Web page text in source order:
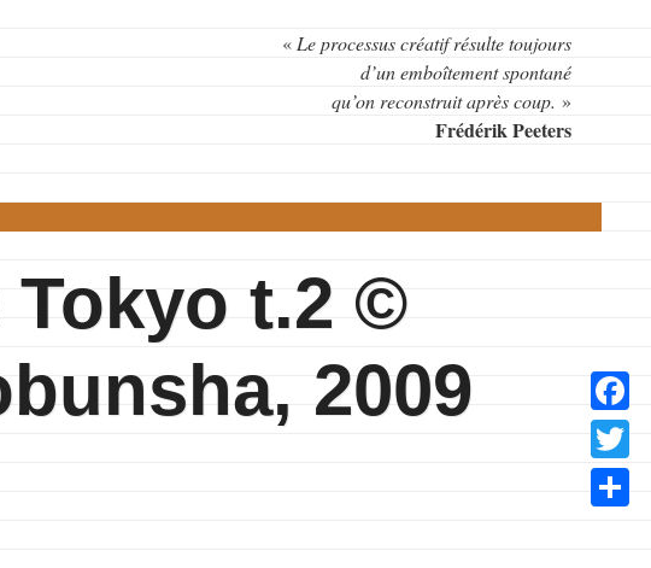
« Le processus créatif résulte toujours
d’un emboîtement spontané
qu’on reconstruit après coup. »
Frédérik Peeters
Tokyo t.2 ©
2009
Twitter